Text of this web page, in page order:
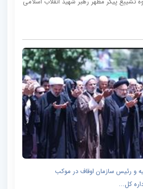
و رئیس سازمان اوقاف در موکب
کل...